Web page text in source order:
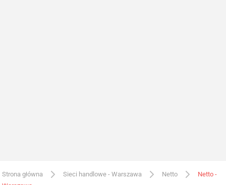
Strona główna Sieci handlowe - Warszawa Netto
Netto -